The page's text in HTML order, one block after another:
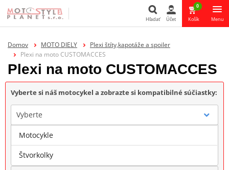
Hľadať Účet
0
Košík Menu
Domov MOTO DIELY
Plexi štíty,kapotáže a spoiler
Plexi na moto CUSTOMACCES
Plexi na moto CUSTOMACCES
Vyberte si náš motocykel a zobrazte si kompatibilné súčiastky:
Vyberte
Značka
Motocykle
Štvorkolky